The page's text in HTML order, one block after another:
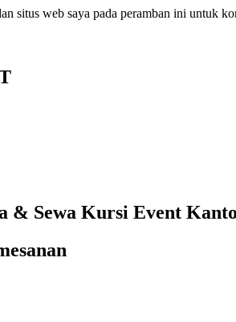
situs web saya pada peramban ini untuk
& Sewa Kursi Event